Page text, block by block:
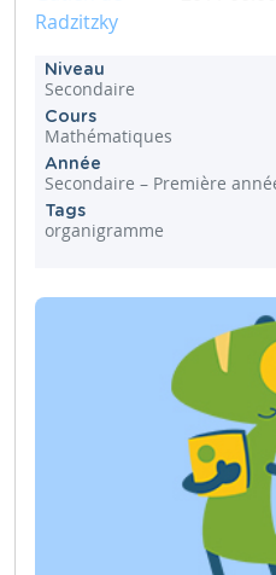
Radzitzky
Niveau
Secondaire
Cours
Mathématiques
Année
Secondaire – Première
Tags
organigramme